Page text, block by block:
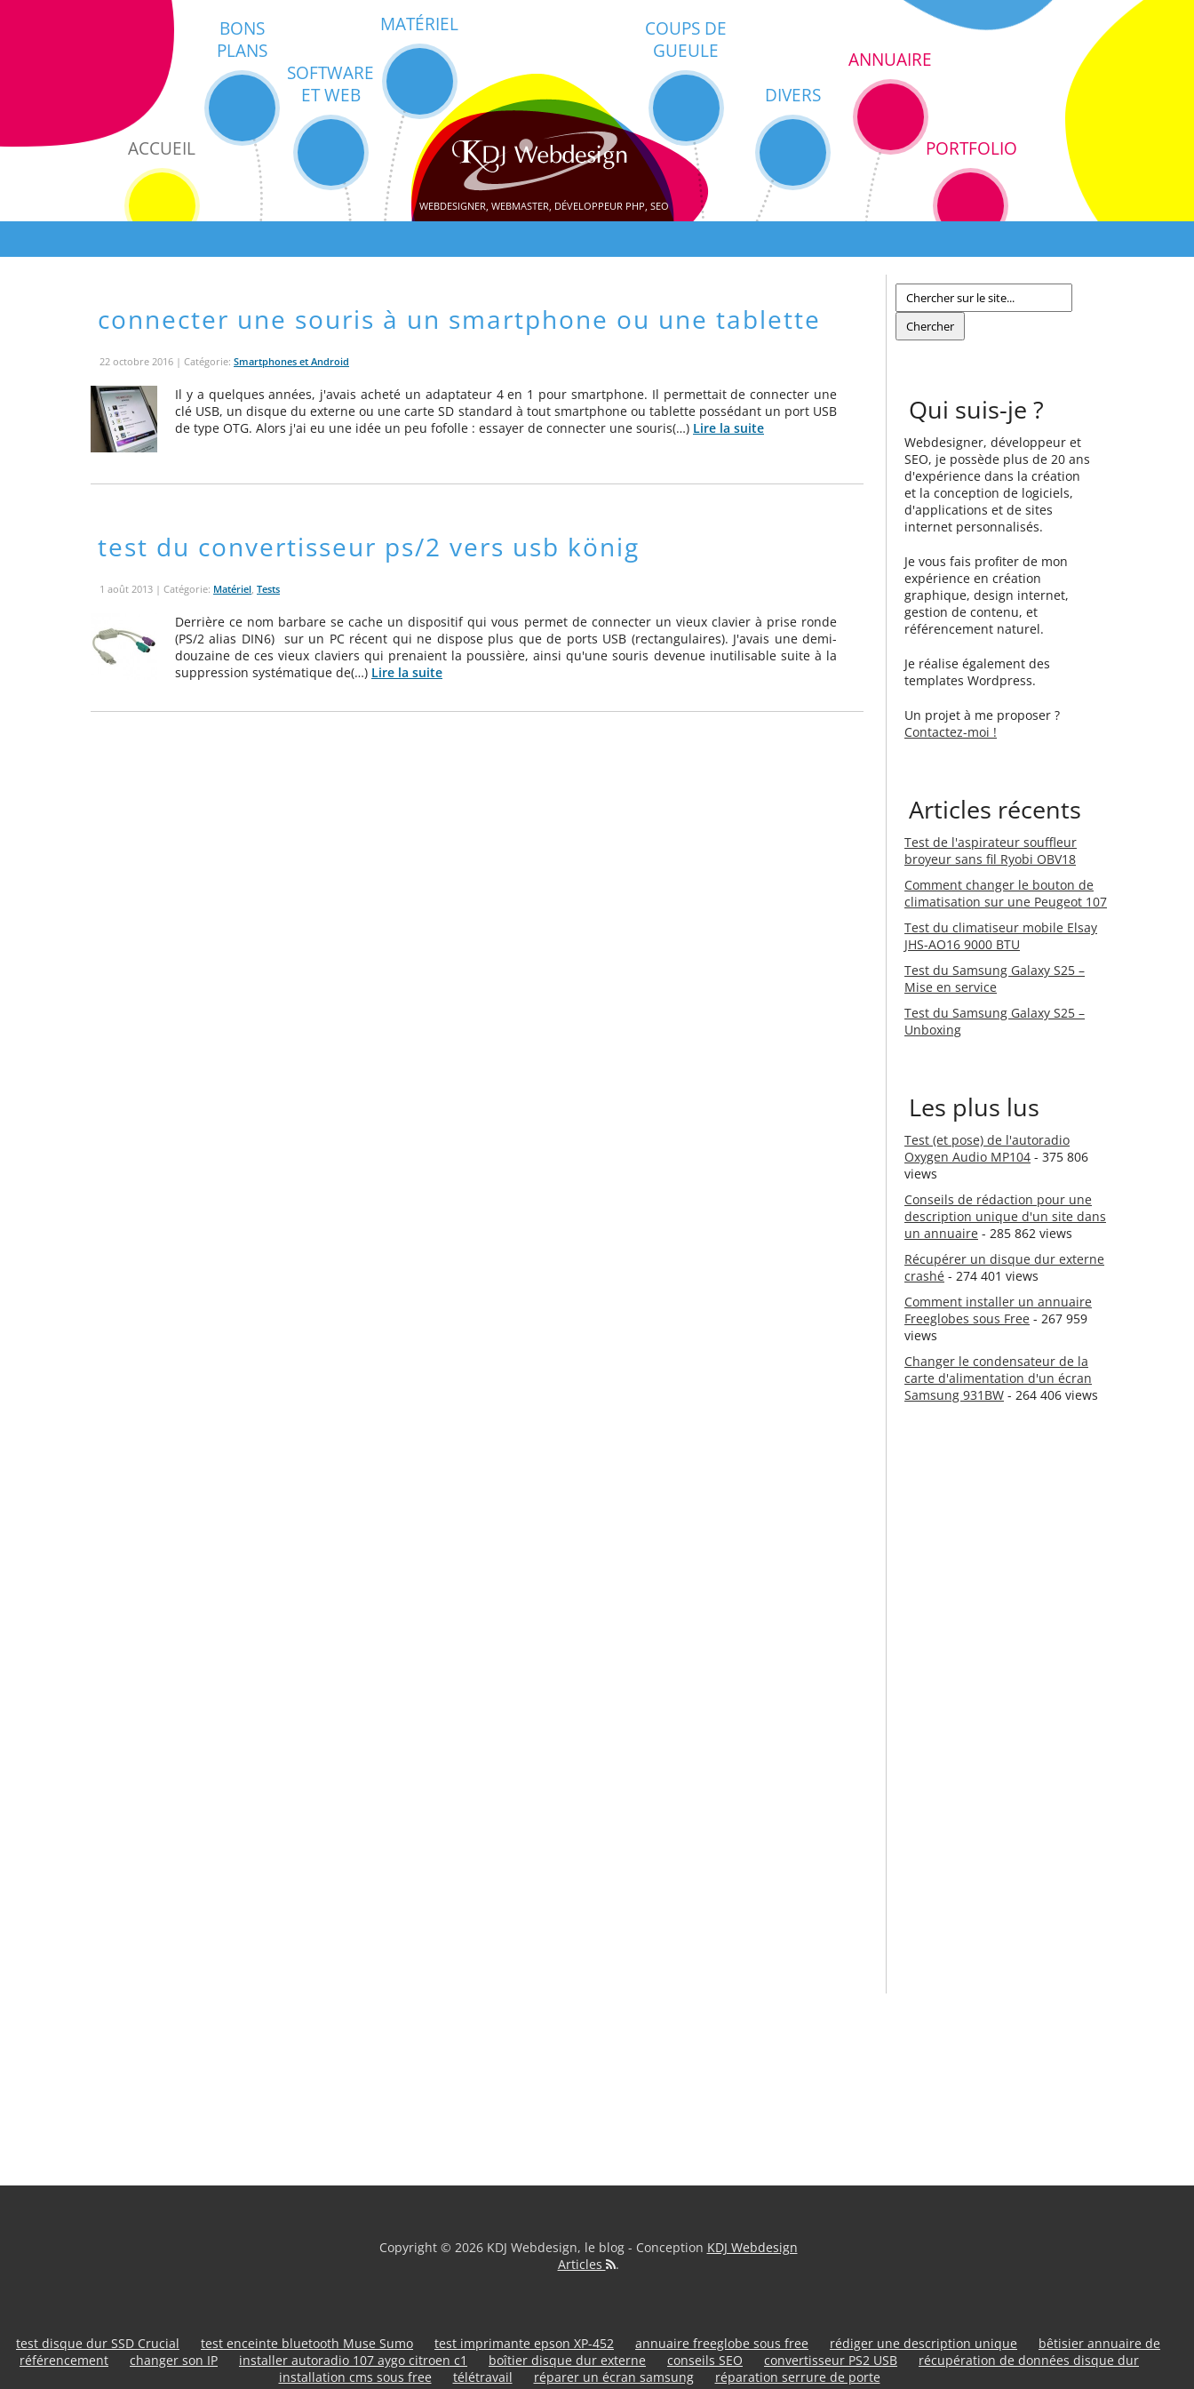
ACCUEIL
BONS
PLANS
SOFTWARE
ET WEB
MATÉRIEL
COUPS DE
GUEULE
DIVERS
ANNUAIRE
PORTFOLIO
WEBDESIGNER, WEBMASTER, DÉVELOPPEUR PHP, SEO
connecter une souris à un smartphone ou une tablette
22 octobre 2016 | Catégorie: Smartphones et Android
Il y a quelques années, j'avais acheté un adaptateur 4 en 1 pour smartphone. Il permettait de connecter une
clé USB, un disque du externe ou une carte SD standard à tout smartphone ou tablette possédant un port USB
de type OTG. Alors j'ai eu une idée un peu fofolle : essayer de connecter une souris(…) Lire la suite
test du convertisseur ps/2 vers usb könig
1 août 2013 | Catégorie: Matériel, Tests
Derrière ce nom barbare se cache un dispositif qui vous permet de connecter un vieux clavier à prise ronde
(PS/2 alias DIN6) sur un PC récent qui ne dispose plus que de ports USB (rectangulaires). J'avais une demi-
douzaine de ces vieux claviers qui prenaient la poussière, ainsi qu'une souris devenue inutilisable suite à la
suppression systématique de(…) Lire la suite
Qui suis-je ?
Webdesigner, développeur et
SEO, je possède plus de 20 ans
d'expérience dans la création
et la conception de logiciels,
d'applications et de sites
internet personnalisés.
Je vous fais profiter de mon
expérience en création
graphique, design internet,
gestion de contenu, et
référencement naturel.
Je réalise également des
templates Wordpress.
Un projet à me proposer ?
Contactez-moi !
Articles récents
Test de l'aspirateur souffleur
broyeur sans fil Ryobi OBV18
Comment changer le bouton de
climatisation sur une Peugeot 107
Test du climatiseur mobile Elsay
JHS-AO16 9000 BTU
Test du Samsung Galaxy S25 –
Mise en service
Test du Samsung Galaxy S25 –
Unboxing
Les plus lus
Test (et pose) de l'autoradio
Oxygen Audio MP104 - 375 806
views
Conseils de rédaction pour une
description unique d'un site dans
un annuaire - 285 862 views
Récupérer un disque dur externe
crashé - 274 401 views
Comment installer un annuaire
Freeglobes sous Free - 267 959
views
Changer le condensateur de la
carte d'alimentation d'un écran
Samsung 931BW - 264 406 views
Copyright © 2026 KDJ Webdesign, le blog - Conception KDJ Webdesign
Articles
.
test disque dur SSD Crucial test enceinte bluetooth Muse Sumo test imprimante epson XP-452 annuaire freeglobe sous free rédiger une description unique
bêtisier annuaire de
référencement
changer son IP installer autoradio 107 aygo citroen c1 boîtier disque dur externe conseils SEO convertisseur PS2 USB
récupération de données disque dur
installation cms sous free
télétravail réparer un écran samsung réparation serrure de porte